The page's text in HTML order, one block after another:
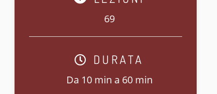
69
DURATA
Da 10 min a 60 min